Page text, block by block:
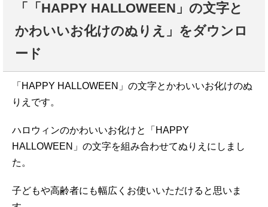
「「HAPPY HALLOWEEN」の文字と
かわいいお化けのぬりえ」をダウンロ
ード
「HAPPY HALLOWEEN」の文字とかわいいお化けのぬ
りえです。
ハロウィンのかわいいお化けと「HAPPY
HALLOWEEN」の文字を組み合わせてぬりえにしまし
た。
子どもや高齢者にも幅広くお使いいただけると思いま